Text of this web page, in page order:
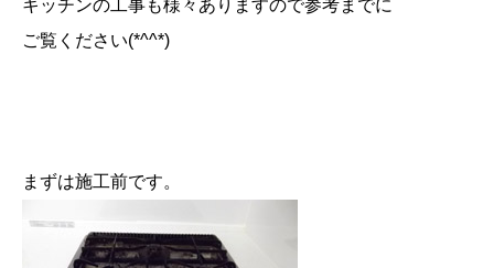
キッチンの工事も様々ありますので参考までに
ご覧ください(*^^*)
まずは施工前です。